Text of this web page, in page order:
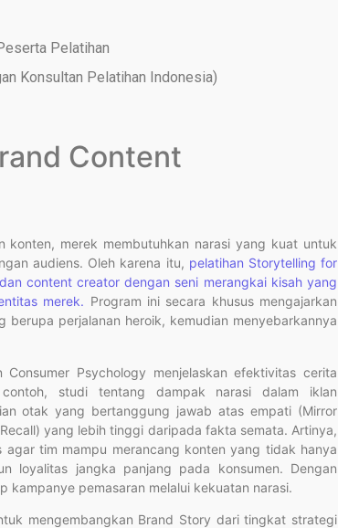
Pelatihan
Konsultan Pelatihan Indonesia)
Content
merek membutuhkan narasi yang kuat untuk
audiens. Oleh karena itu, pelatihan Storytelling for
content creator dengan seni merangkai kisah yang
merek. Program ini secara khusus mengajarkan
perjalanan heroik, kemudian menyebarkannya
Psychology menjelaskan efektivitas cerita
studi tentang dampak narasi dalam iklan
otak yang bertanggung jawab atas empati (Mirror
yang lebih tinggi daripada fakta semata. Artinya,
tim mampu merancang konten yang tidak hanya
loyalitas jangka panjang pada konsumen. Dengan
kampanye pemasaran melalui kekuatan narasi.
mengembangkan Brand Story dari tingkat strategi